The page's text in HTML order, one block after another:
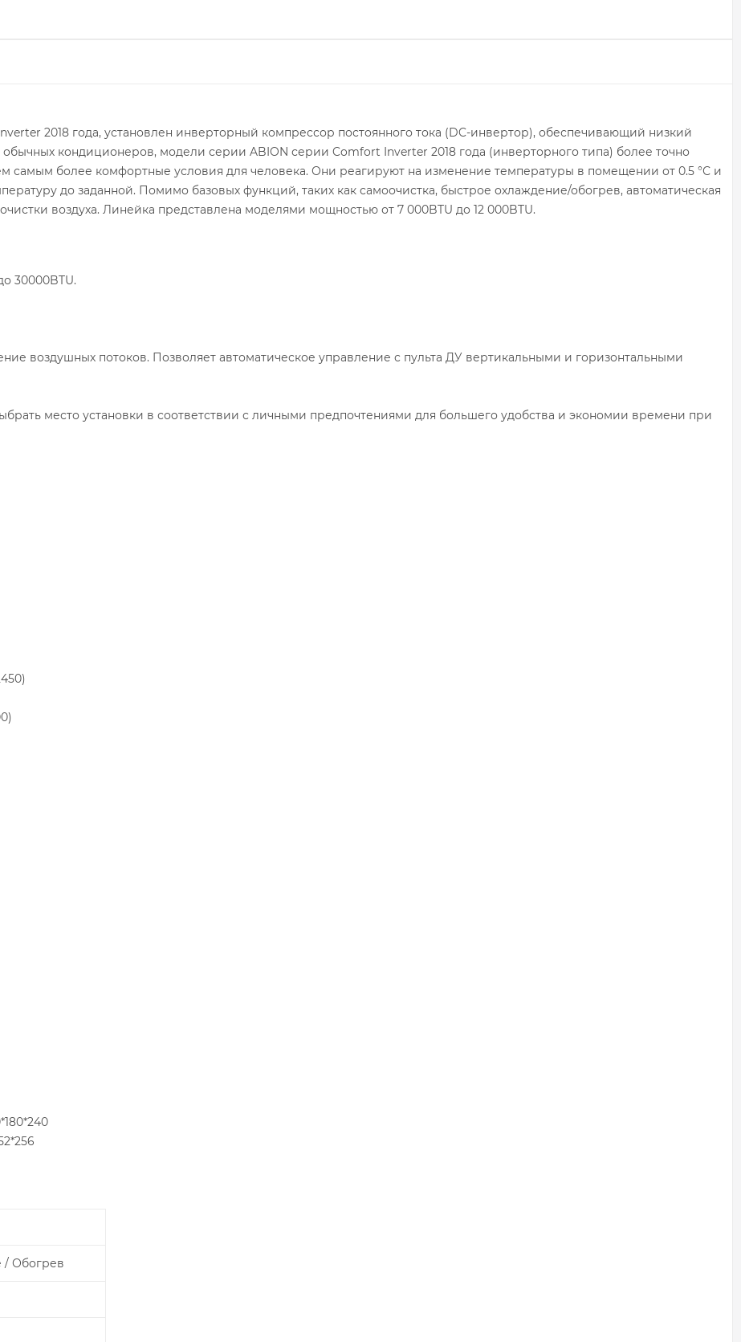
2018 года, установлен инверторный компрессор постоянного тока (DC-инвертор), обеспечивающий низкий
кондиционеров, модели серии ABION серии Comfort Inverter 2018 года (инверторного типа) более точно
самым более комфортные условия для человека. Они реагируют на изменение температуры в помещении от 0.5 °С и
до заданной. Помимо базовых функций, таких как самоочистка, быстрое охлаждение/обогрев, автоматическая
воздуха. Линейка представлена моделями мощностью от 7 000BTU до 12 000BTU.
30000BTU.
воздушных потоков. Позволяет автоматическое управление с пульта ДУ вертикальными и горизонтальными
место установки в соответствии с личными предпочтениями для большего удобства и экономии времени при
/ Обогрев